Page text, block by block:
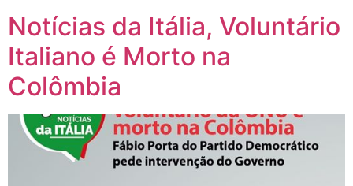
Notícias da Itália, Voluntário
Italiano é Morto na
Colômbia